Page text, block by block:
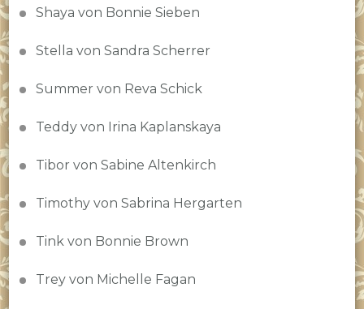
Shaya von Bonnie Sieben
Stella von Sandra Scherrer
Summer von Reva Schick
Teddy von Irina Kaplanskaya
Tibor von Sabine Altenkirch
Timothy von Sabrina Hergarten
Tink von Bonnie Brown
Trey von Michelle Fagan